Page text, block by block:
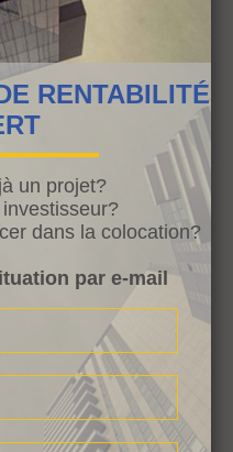
RENTABILITÉ
un projet?
dans la colocation?
par e-mail